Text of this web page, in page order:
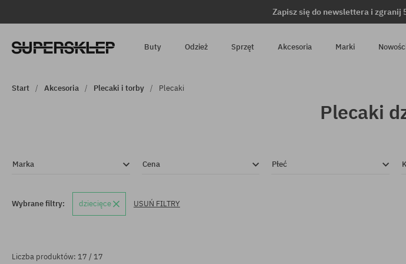
Zapisz się do newslettera i zgranij
Buty Odzież Sprzęt Akcesoria Marki
Start Akcesoria Plecaki i torby Plecaki
Plecaki
Marka Cena Płeć
Wybrane filtry: dziecięce USUŃ FILTRY
Liczba produktów: 17 / 17